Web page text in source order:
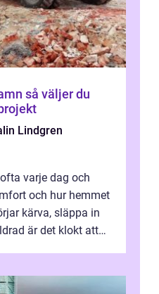
du
Lindgren
varje dag och
och hur hemmet
kärva, släppa in
är det klokt att